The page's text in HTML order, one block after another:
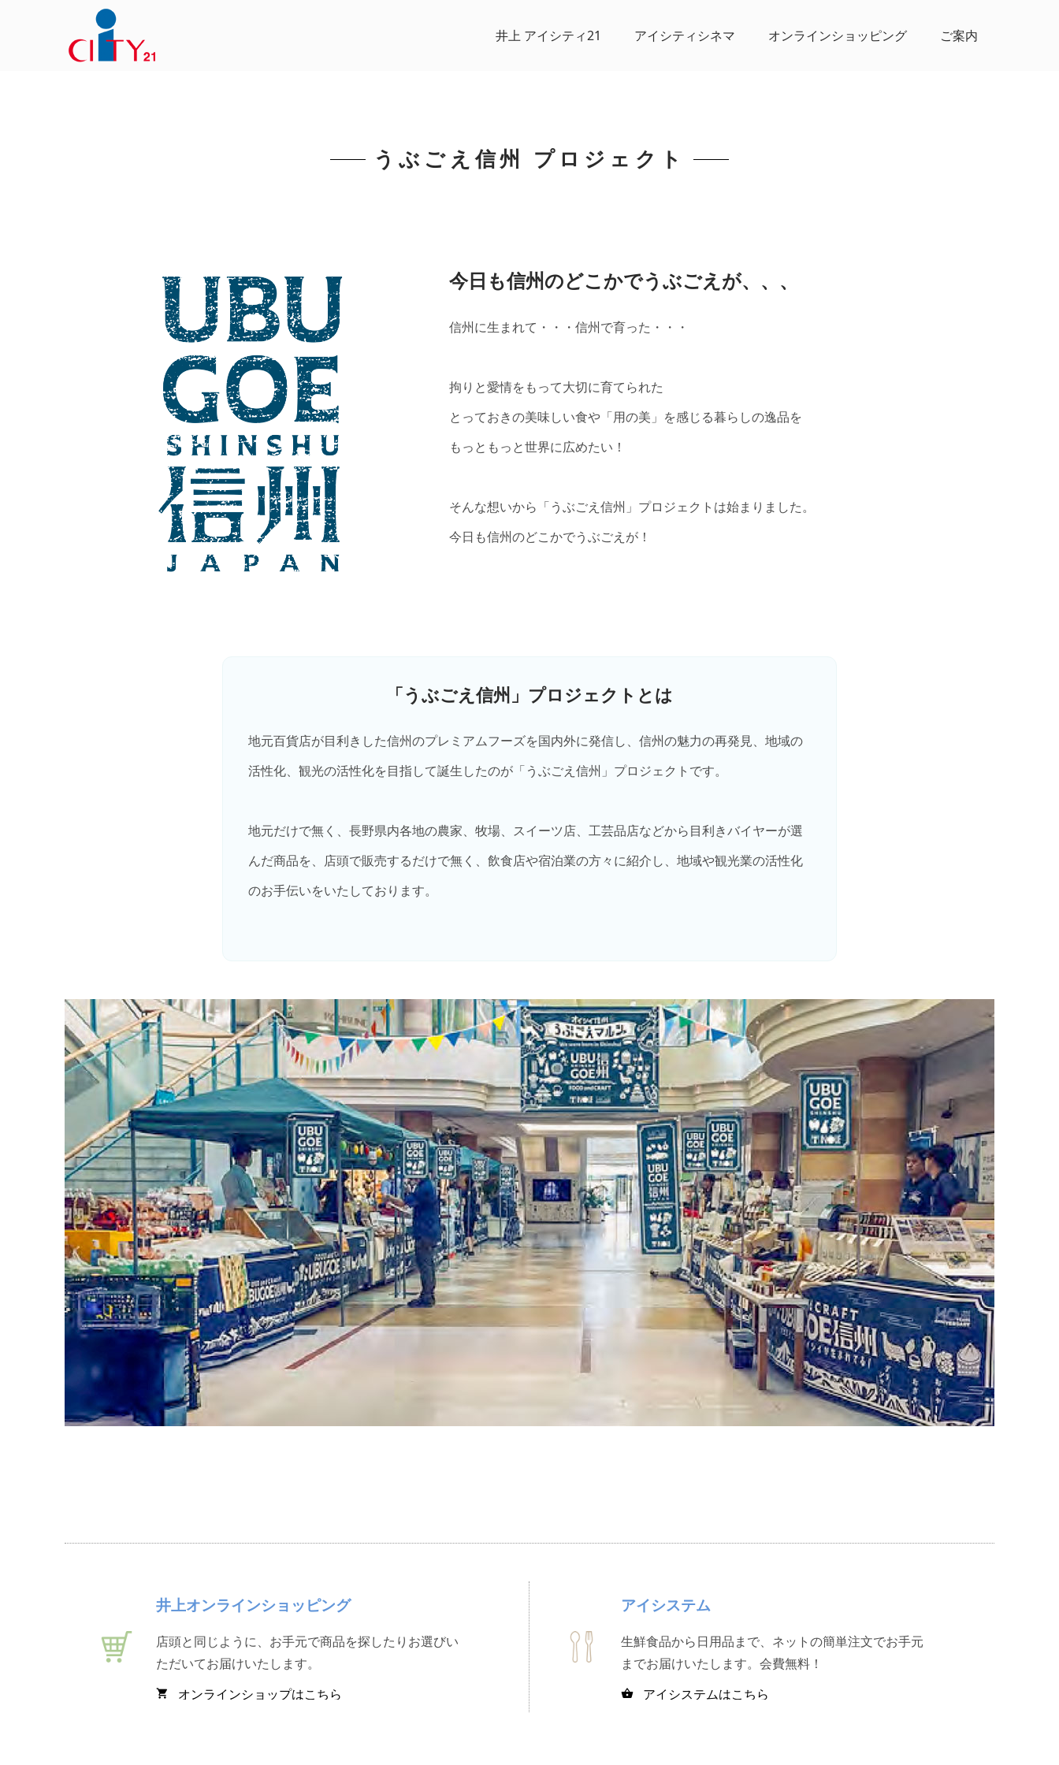
井上 アイシティ21 アイシティシネマ オンラインショッピング ご案内
うぶごえ信州 プロジェクト
今日も信州のどこかでうぶごえが、、、
信州に生まれて・・・信州で育った・・・
拘りと愛情をもって大切に育てられた
とっておきの美味しい食や「用の美」を感じる暮らしの逸品を
もっともっと世界に広めたい！
そんな想いから「うぶごえ信州」プロジェクトは始まりました。
今日も信州のどこかでうぶごえが！
「うぶごえ信州」プロジェクトとは
地元百貨店が目利きした信州のプレミアムフーズを国内外に発信し、信州の魅力の再発見、地域の
活性化、観光の活性化を目指して誕生したのが「うぶごえ信州」プロジェクトです。
地元だけで無く、長野県内各地の農家、牧場、スイーツ店、工芸品店などから目利きバイヤーが選
んだ商品を、店頭で販売するだけで無く、飲食店や宿泊業の方々に紹介し、地域や観光業の活性化
のお手伝いをいたしております。
井上オンラインショッピング
店頭と同じように、お手元で商品を探したりお選びい
ただいてお届けいたします。
shopping_cart オンラインショップはこちら
アイシステム
生鮮食品から日用品まで、ネットの簡単注文でお手元
までお届けいたします。会費無料！
shopping_basket アイシステムはこちら